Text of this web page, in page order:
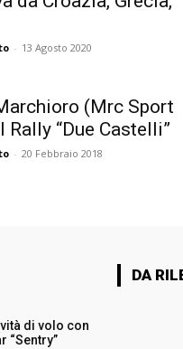
- 13 Agosto 2020
(Mrc Sport
Rally “Due Castelli”
- 20 Febbraio 2018
di volo con
“Sentry”
DA